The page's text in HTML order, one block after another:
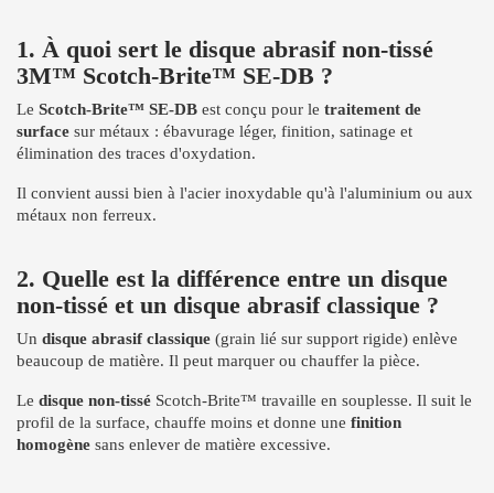
1. À quoi sert le disque abrasif non-tissé
3M™ Scotch-Brite™ SE-DB ?
Le Scotch-Brite™ SE-DB est conçu pour le traitement de
surface sur métaux : ébavurage léger, finition, satinage et
élimination des traces d'oxydation.
Il convient aussi bien à l'acier inoxydable qu'à l'aluminium ou aux
métaux non ferreux.
2. Quelle est la différence entre un disque
non-tissé et un disque abrasif classique ?
Un disque abrasif classique (grain lié sur support rigide) enlève
beaucoup de matière. Il peut marquer ou chauffer la pièce.
Le disque non-tissé Scotch-Brite™ travaille en souplesse. Il suit le
profil de la surface, chauffe moins et donne une finition
homogène sans enlever de matière excessive.